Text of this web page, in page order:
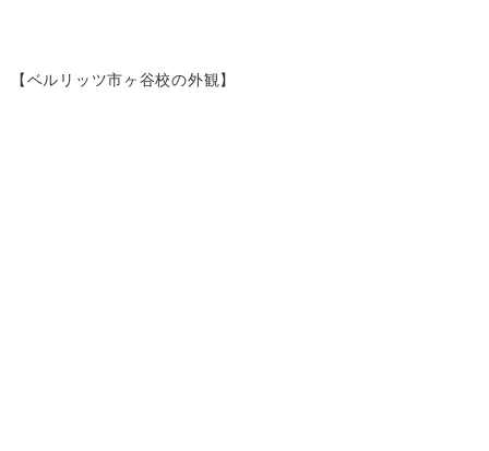
【ベルリッツ市ヶ谷校の外観】